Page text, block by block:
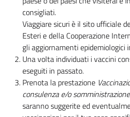
consigliati.
Viaggiare sicuri è il sito ufficiale
Esteri e della Cooperazione
gli aggiornamenti epidemiologici
Una volta individuati i vaccini
eseguiti in passato.
Prenota la prestazione
consulenza e/o
saranno suggerite ed